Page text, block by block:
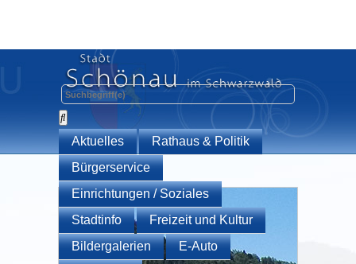
Aktuelles
Rathaus & Politik
Bürgerservice
Einrichtungen / Soziales
Stadtinfo
Freizeit und Kultur
Bildergalerien
E-Auto